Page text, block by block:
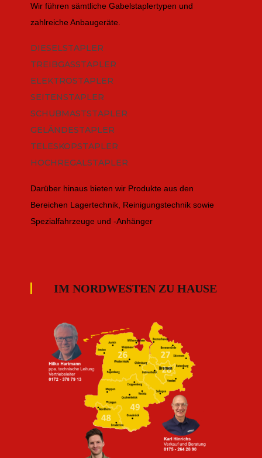
Wir führen sämtliche Gabelstaplertypen und
zahlreiche Anbaugeräte.
DIESELSTAPLER
TREIBGASSTAPLER
ELEKTROSTAPLER
SEITENSTAPLER
SCHUBMASTSTAPLER
GELÄNDESTAPLER
TELESKOPSTAPLER
HOCHREGALSTAPLER
Darüber hinaus bieten wir Produkte aus den
Bereichen Lagertechnik, Reinigungstechnik sowie
Spezialfahrzeuge und -Anhänger
IM NORDWESTEN ZU HAUSE